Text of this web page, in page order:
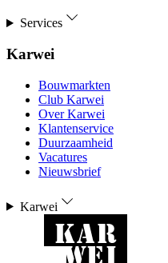
Services
Karwei
Bouwmarkten
Club Karwei
Over Karwei
Klantenservice
Duurzaamheid
Vacatures
Nieuwsbrief
Karwei